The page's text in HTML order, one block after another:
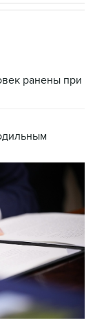
ранены при